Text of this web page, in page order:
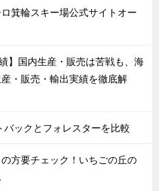
箕輪スキー場公式サイトオー
】国内生産・販売は苦戦も、海
・販売・輸出実績を徹底解
バックとフォレスターを比較
方要チェック！いちごの丘の